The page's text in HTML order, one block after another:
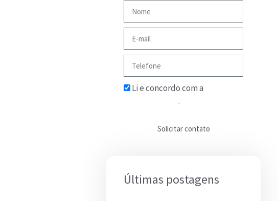
Li e concordo com a
.
Solicitar contato
Últimas postagens